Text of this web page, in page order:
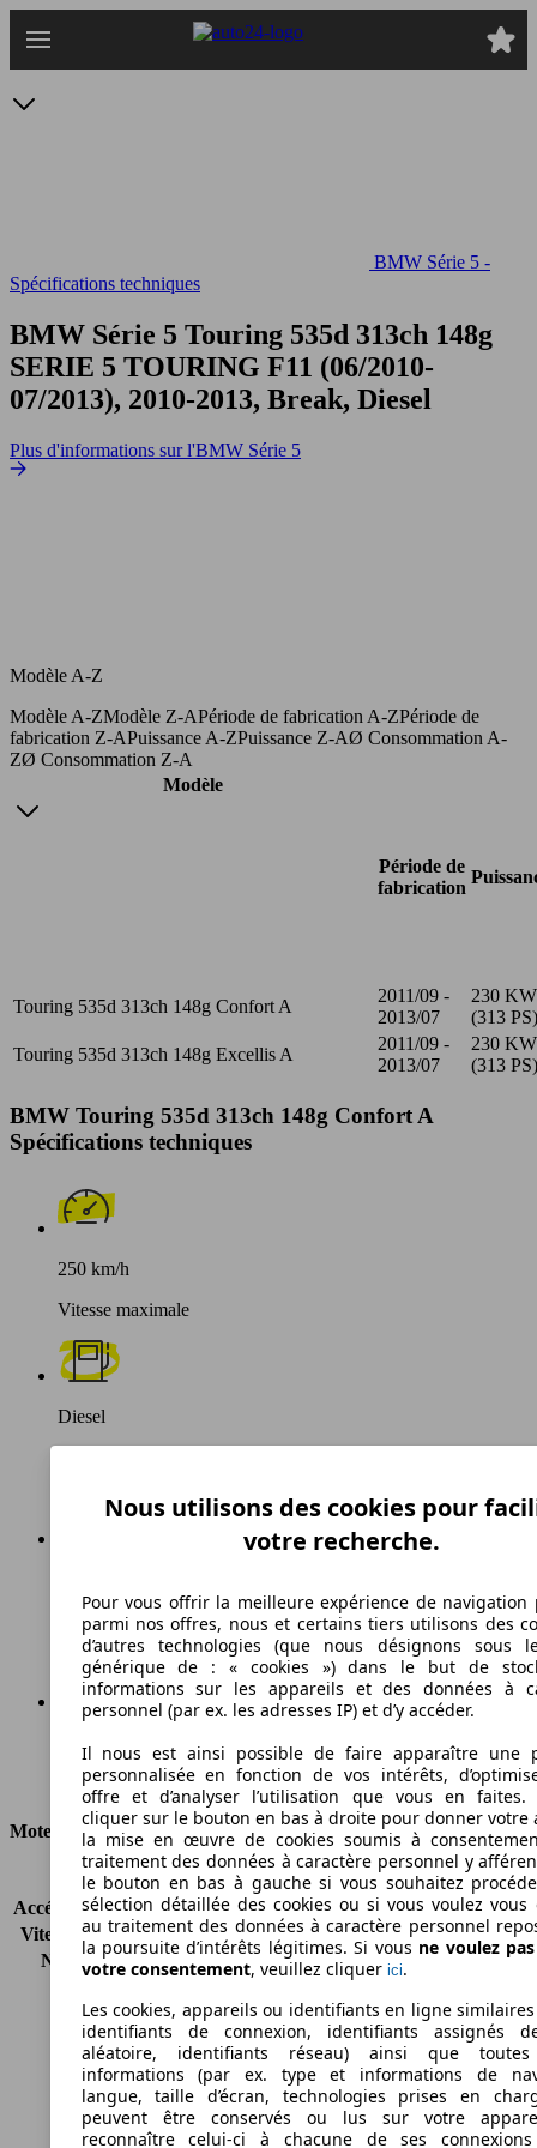
au
BMW Série 5 -
Spécifications techniques
BMW Série 5 Touring 535d 313ch 148g
SERIE 5 TOURING F11 (06/2010-
07/2013), 2010-2013, Break, Diesel
Plus d'informations sur l'BMW Série 5
Modèle A-Z
Modèle A-ZModèle Z-APériode de fabrication A-ZPériode de
fabrication Z-APuissance A-ZPuissance Z-AØ Consommation A-
ZØ Consommation Z-A
Modèle
Période de
fabrication
Touring 535d 313ch 148g Confort A
2011/09 -
2013/07
230 KW
(313 PS)
Touring 535d 313ch 148g Excellis A
2011/09 -
2013/07
230 KW
(313 PS)
BMW Touring 535d 313ch 148g Confort A
Spécifications techniques
250 km/h
Vitesse maximale
Diesel
Émissions de CO2 (combinées)*
Ø 5.6 l/100km
Consommation
Moteur et Puissance
KW (CH)
230 kW (313 PS)
Accélération (0-100 km/h) 5.5s
Vitesse maximale (km/h)
250 km/h
Nombre de vitesses
8
Cylindrée
2993 ccm
Carburant
Diesel
Cylindres
6
Transmission
Boîte automatique
Type de traction
Propulsion arrière
Nous utilisons des cookies pour
votre recherche.
Pour vous offrir la meilleure expérience de navigation
parmi nos offres, nous et certains tiers utilisons des
d’autres technologies (que nous désignons sous
générique de : « cookies ») dans le but de
informations sur les appareils et des données à
personnel (par ex. les adresses IP) et d’y accéder.
Il nous est ainsi possible de faire apparaître une
personnalisée en fonction de vos intérêts,
offre et d’analyser l’utilisation que vous en faites.
cliquer sur le bouton en bas à droite pour donner votre
la mise en œuvre de cookies soumis à
traitement des données à caractère personnel y
le bouton en bas à gauche si vous souhaitez
sélection détaillée des cookies ou si vous voulez vous
au traitement des données à caractère personnel
la poursuite d’intérêts légitimes. Si vous ne voulez
votre consentement, veuillez cliquer ici.
Les cookies, appareils ou identifiants en ligne
identifiants de connexion, identifiants assignés
aléatoire, identifiants réseau) ainsi que
informations (par ex. type et informations de
langue, taille d’écran, technologies prises en
peuvent être conservés ou lus sur votre
reconnaître celui-ci à chacune de ses